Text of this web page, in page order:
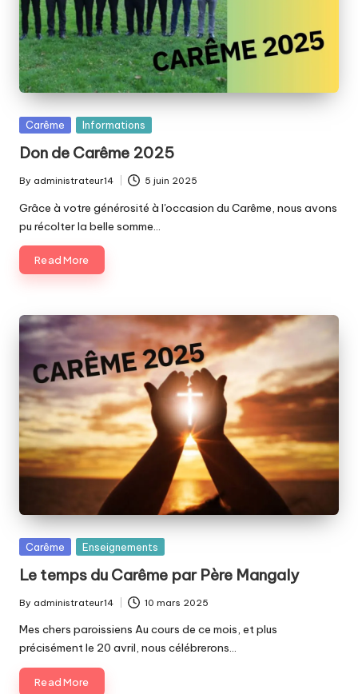
Posted
Carême Informations
Don de Carême 2025
Posted
by
By administrateur14 5 juin 2025
Grâce à votre générosité à l'occasion du Carême, nous avons
pu récolter la belle somme…
Read More
Posted
Carême Enseignements
Le temps du Carême par Père Mangaly
Posted
by
By administrateur14 10 mars 2025
Mes chers paroissiens Au cours de ce mois, et plus
précisément le 20 avril, nous célébrerons…
Read More